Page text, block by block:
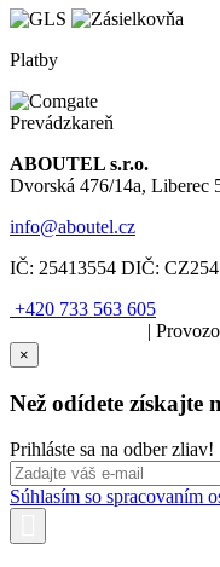
Platby
Prevádzkareň
ABOUTEL s.r.o.
Dvorská 476/14a, Liberec
info@aboutel.cz
IČ: 25413554 DIČ:
+420 733 563 605
|
×
Než odídete získajte
Prihláste sa na odber zliav!
Súhlasím so spracovaním